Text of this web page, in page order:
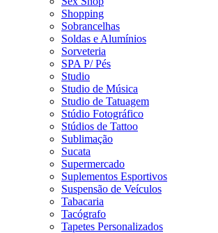
Shopping
Sobrancelhas
Soldas e Alumínios
Sorveteria
SPA P/ Pés
Studio
Studio de Música
Studio de Tatuagem
Stúdio Fotográfico
Stúdios de Tattoo
Sublimação
Sucata
Supermercado
Suplementos Esportivos
Suspensão de Veículos
Tabacaria
Tacógrafo
Tapetes Personalizados